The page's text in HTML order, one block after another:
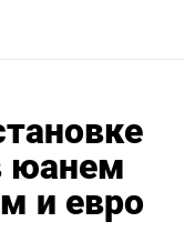
юанем
и евро